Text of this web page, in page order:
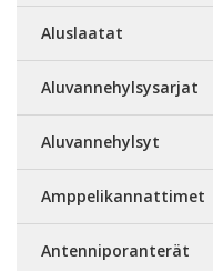
Aluslaatat
Aluvannehylsysarjat
Aluvannehylsyt
Amppelikannattimet
Antenniporanterät